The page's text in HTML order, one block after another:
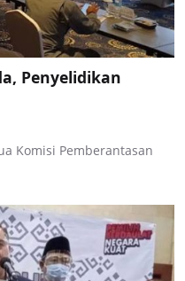
Penyelidikan
Komisi Pemberantasan